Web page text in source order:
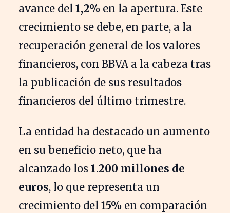
avance del 1,2% en la apertura. Este
crecimiento se debe, en parte, a la
recuperación general de los valores
financieros, con BBVA a la cabeza tras
la publicación de sus resultados
financieros del último trimestre.
La entidad ha destacado un aumento
en su beneficio neto, que ha
alcanzado los 1.200 millones de
euros, lo que representa un
crecimiento del 15% en comparación